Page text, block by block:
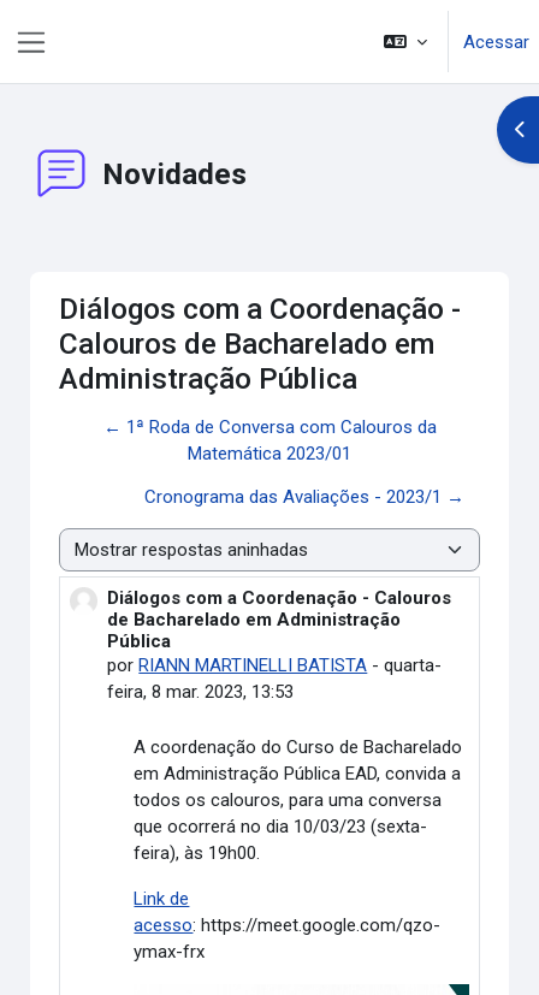
Acessar
Novidades
Diálogos com a Coordenação -
Calouros de Bacharelado em
Administração Pública
← 1ª Roda de Conversa com Calouros da
Matemática 2023/01
Cronograma das Avaliações - 2023/1 →
Modo de visualização
Diálogos com a Coordenação - Calouros
de Bacharelado em Administração
Pública
porRIANN MARTINELLI BATISTA -quarta-
feira, 8 mar. 2023, 13:53
Número de respostas: 0
A coordenação do Curso de Bacharelado
em Administração Pública EAD, convida a
todos os calouros, para uma conversa
que ocorrerá no dia 10/03/23 (sexta-
feira), às 19h00.
Link de
acesso: https://meet.google.com/qzo-
ymax-frx